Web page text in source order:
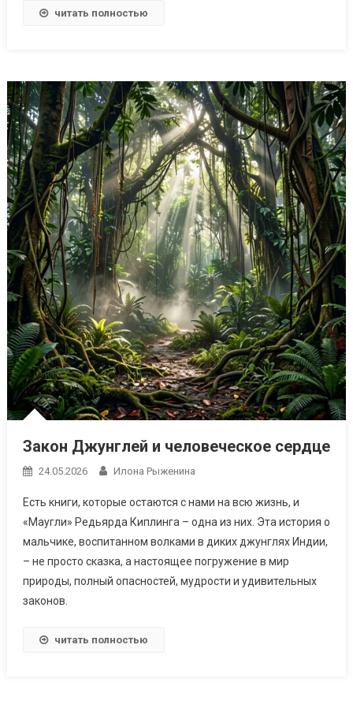
читать полностью
Закон Джунглей и человеческое сердце
24.05.2026 Илона Рыженина
Есть книги, которые остаются с нами на всю жизнь, и
«Маугли» Редьярда Киплинга – одна из них. Эта история о
мальчике, воспитанном волками в диких джунглях Индии,
– не просто сказка, а настоящее погружение в мир
природы, полный опасностей, мудрости и удивительных
законов.
читать полностью